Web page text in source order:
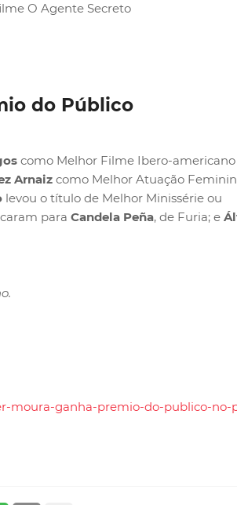
O Agente Secreto
do Público
como Melhor Filme Ibero-americano
Arnaizcomo Melhor Atuação
levou o título de Melhor Minissérie ou
para Candela Peña, de Furia; e
moura-ganha-premio-do-publico-no-